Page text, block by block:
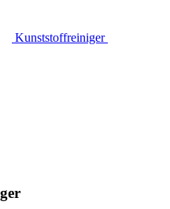
Kunststoffreiniger